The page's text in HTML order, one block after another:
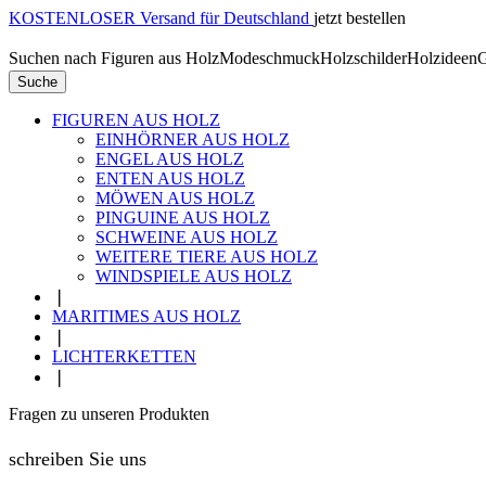
KOSTENLOSER Versand für Deutschland jetzt bestellen
Suchen nach Figuren aus HolzModeschmuckHolzschilderHolzideen
Suche
FIGUREN AUS HOLZ
EINHÖRNER AUS HOLZ
ENGEL AUS HOLZ
ENTEN AUS HOLZ
MÖWEN AUS HOLZ
PINGUINE AUS HOLZ
SCHWEINE AUS HOLZ
WEITERE TIERE AUS HOLZ
WINDSPIELE AUS HOLZ
MARITIMES AUS HOLZ
LICHTERKETTEN
Fragen zu unseren Produkten
schreiben Sie uns